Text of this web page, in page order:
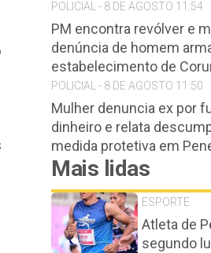
POLICIAL - 8 DE AGOSTO 11:54
PM encontra revólver e
denúncia de homem
estabelecimento de
POLICIAL - 8 DE AGOSTO 11:50
Mulher denuncia ex por
dinheiro e relata
medida protetiva em
Mais lidas
ESPORTE
Atleta de
segundo